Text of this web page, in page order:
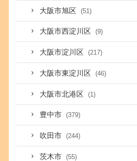
大阪市旭区 (51)
大阪市西淀川区 (9)
大阪市淀川区 (217)
大阪市東淀川区 (46)
大阪市北港区 (1)
豊中市 (379)
吹田市 (244)
茨木市 (55)